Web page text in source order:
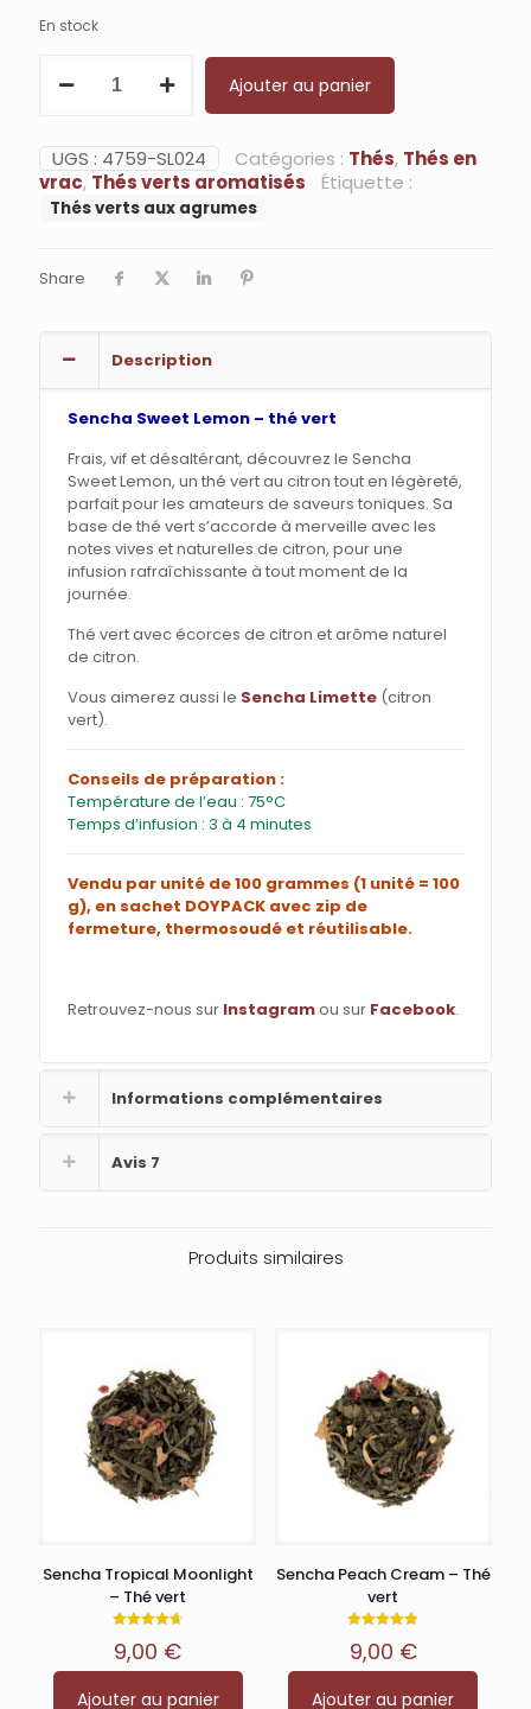
En stock
Lemon
-
thé
Ajouter au panier
UGS : 4759-SL024 Catégories : Thés, Thés en
vrac, Thés verts aromatisés Étiquette :
Thés verts aux agrumes
Share
Description
Sencha Sweet Lemon – thé vert
Frais, vif et désaltérant, découvrez le Sencha
Sweet Lemon, un thé vert au citron tout en légèreté,
parfait pour les amateurs de saveurs toniques. Sa
base de thé vert s’accorde à merveille avec les
notes vives et naturelles de citron, pour une
infusion rafraîchissante à tout moment de la
journée.
Thé vert avec écorces de citron et arôme naturel
de citron.
Vous aimerez aussi le Sencha Limette (citron
vert).
Conseils de préparation :
Température de l’eau : 75°C
Temps d’infusion : 3 à 4 minutes
Vendu par unité de 100 grammes (1 unité = 100
g), en sachet DOYPACK avec zip de
fermeture, thermosoudé et réutilisable.
Retrouvez-nous sur Instagramou sur Facebook.
Informations complémentaires
Avis 7
Produits similaires
Sencha Tropical Moonlight
– Thé vert
4.71
sur 5
9,00 €
Ajouter au panier
Sencha Peach Cream – Thé
vert
4.88
sur 5
9,00 €
Ajouter au panier